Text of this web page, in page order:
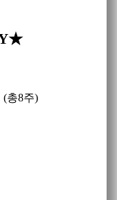
★
(총8주)